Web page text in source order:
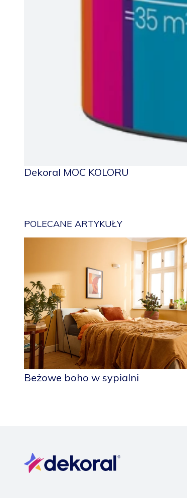
Dekoral MOC KOLORU
POLECANE ARTYKUŁY
Beżowe boho w sypialni